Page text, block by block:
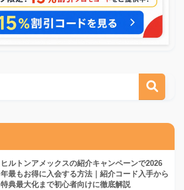
ヒルトンアメックスの紹介キャンペーンで2026
年最もお得に入会する方法｜紹介コード入手から
特典最大化まで初心者向けに徹底解説